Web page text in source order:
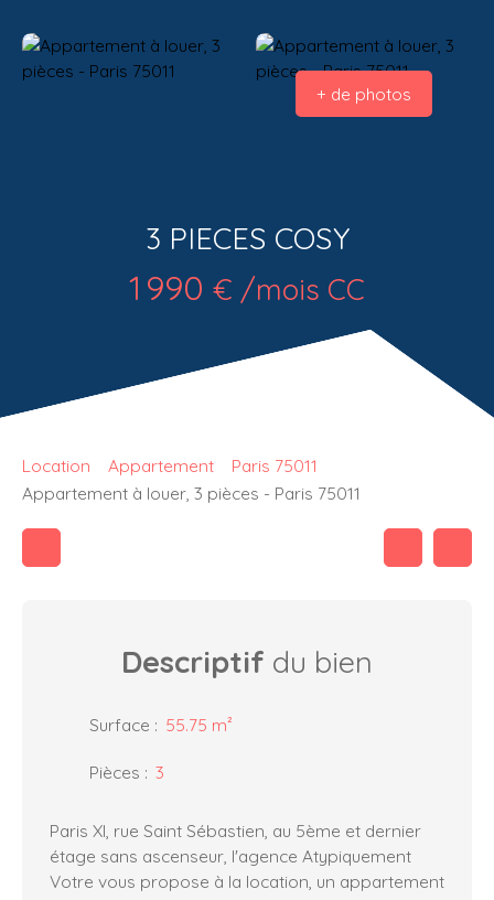
+ de photos
3 PIECES COSY
1 990 € /mois CC
Location Appartement
Paris 75011
Appartement à louer, 3 pièces - Paris 75011
Descriptif du bien
Surface : 55.75 m²
Pièces : 3
Paris XI, rue Saint Sébastien, au 5ème et dernier
étage sans ascenseur, l'agence Atypiquement
Votre vous propose à la location, un appartement